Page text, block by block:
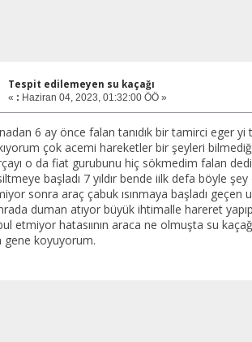
Tespit edilemeyen su kaçağı
« : Haziran 04, 2023, 01:32:00 ÖÖ »
6 ay önce falan tanıdık bir tamirci eger
çok acemi hareketler bir şeyleri
o da fiat gurubunu hiç sökmedim falan
başladı 7 yıldır bende iilk defa böyle
sonra araç çabuk ısınmaya başladı
duman atıyor büyük ihtimalle hareret
etmiyor hatasıının araca ne olmuşta su
gene koyuyorum.